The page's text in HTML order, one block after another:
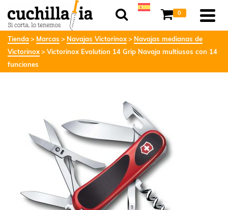
0
Tienda Marcas Navajas Victorinox
Navajas medianas de
Victorinox
Victorinox Evolution 14 Grip Navaja multiusos con 14
funciones